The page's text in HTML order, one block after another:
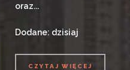
oraz...
Dodane: dzisiaj
CZYTAJ WIĘCEJ